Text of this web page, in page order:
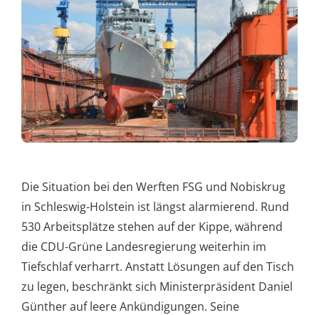
Die Situation bei den Werften FSG und Nobiskrug
in Schleswig-Holstein ist längst alarmierend. Rund
530 Arbeitsplätze stehen auf der Kippe, während
die CDU-Grüne Landesregierung weiterhin im
Tiefschlaf verharrt. Anstatt Lösungen auf den Tisch
zu legen, beschränkt sich Ministerpräsident Daniel
Günther auf leere Ankündigungen. Seine